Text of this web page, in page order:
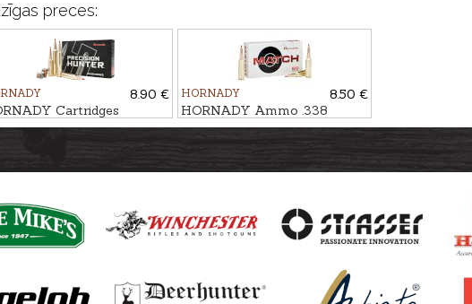
preces:
8.90 €
Cartridges
ELD-X 17,5g
HORNADY
8.50 €
HORNADY Ammo .338
Lapua Mag. ELD Match 18,5g